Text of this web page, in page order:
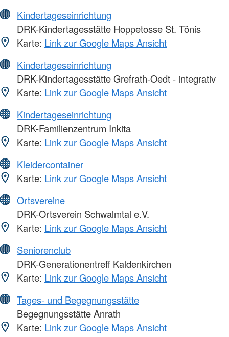
Kindertageseinrichtung
DRK-Kindertagesstätte Hoppetosse St. Tönis
Karte: Link zur Google Maps Ansicht
Kindertageseinrichtung
DRK-Kindertagesstätte Grefrath-Oedt - integrativ
Karte: Link zur Google Maps Ansicht
Kindertageseinrichtung
DRK-Familienzentrum Inkita
Karte: Link zur Google Maps Ansicht
Kleidercontainer
Karte: Link zur Google Maps Ansicht
Ortsvereine
DRK-Ortsverein Schwalmtal e.V.
Karte: Link zur Google Maps Ansicht
Seniorenclub
DRK-Generationentreff Kaldenkirchen
Karte: Link zur Google Maps Ansicht
Tages- und Begegnungsstätte
Begegnungsstätte Anrath
Karte: Link zur Google Maps Ansicht